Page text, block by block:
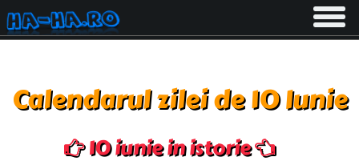
Toggle
Calendarul zilei de 10 Iunie
10 iunie in istorie